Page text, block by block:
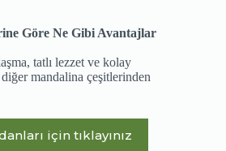
Göre Ne Gibi Avantajlar
tatlı lezzet ve kolay
mandalina çeşitlerinden
için tıklayınız